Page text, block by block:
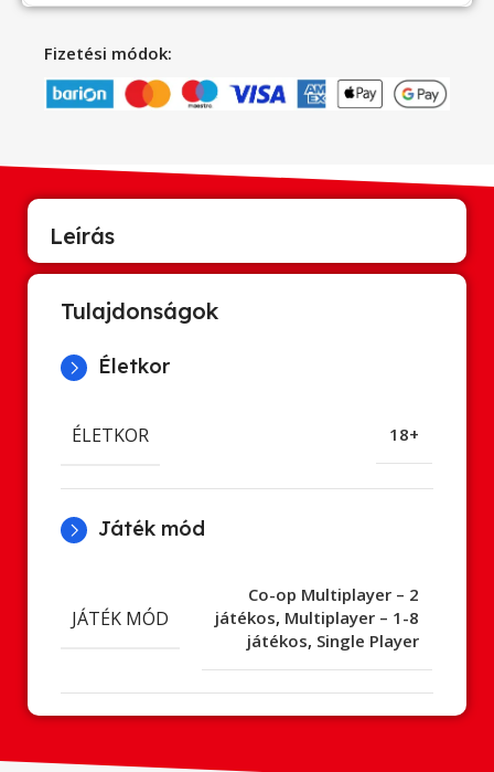
Fizetési módok:
Leírás
Tulajdonságok
Életkor
ÉLETKOR 18+
Játék mód
JÁTÉK MÓD
Co-op Multiplayer – 2
játékos, Multiplayer – 1-8
játékos, Single Player